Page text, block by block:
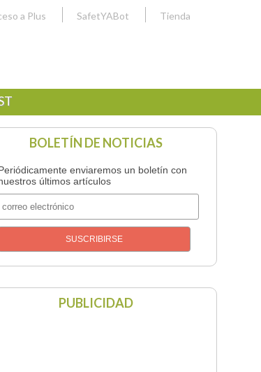
a Plus SafetYABot Tienda
BOLETÍN DE NOTICIAS
enviaremos un boletín con
últimos artículos
PUBLICIDAD